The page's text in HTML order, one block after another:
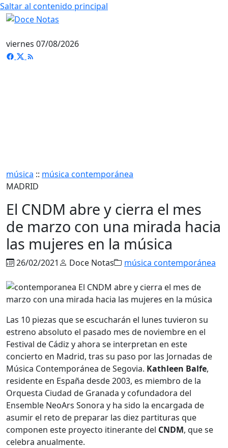
Saltar al contenido principal
viernes 07/08/2026
música :: música contemporánea
MADRID
El CNDM abre y cierra el mes
de marzo con una mirada hacia
las mujeres en la música
26/02/2021 Doce Notas música contemporánea
Las 10 piezas que se escucharán el lunes tuvieron su
estreno absoluto el pasado mes de noviembre en el
Festival de Cádiz y ahora se interpretan en este
concierto en Madrid, tras su paso por las Jornadas de
Música Contemporánea de Segovia. Kathleen Balfe,
residente en España desde 2003, es miembro de la
Orquesta Ciudad de Granada y cofundadora del
Ensemble NeoArs Sonora y ha sido la encargada de
asumir el reto de preparar las diez partituras que
componen este proyecto itinerante del CNDM, que se
celebra anualmente.